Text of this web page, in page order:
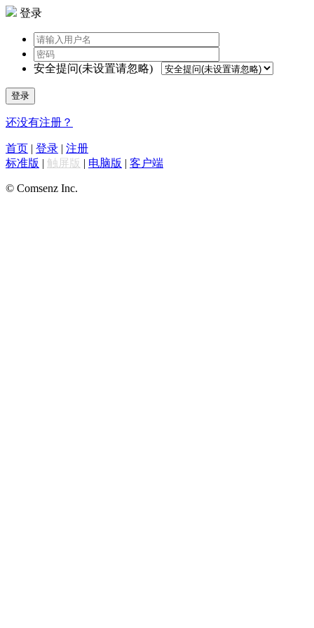
登录
安全提问(未设置请忽略)
登录
还没有注册？
首页 | 登录 | 注册
标准版 | 触屏版 | 电脑版 | 客户端
© Comsenz Inc.